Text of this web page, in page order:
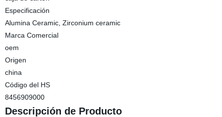
Especificación
Alumina Ceramic, Zirconium ceramic
Marca Comercial
oem
Origen
china
Código del HS
8456909000
Descripción de Producto